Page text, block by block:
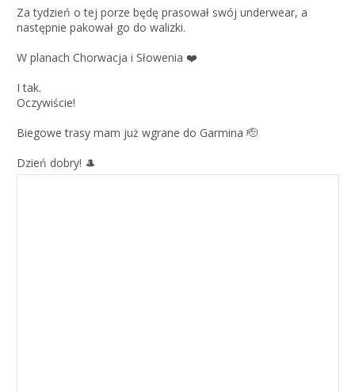
Za tydzień o tej porze będę prasował swój underwear, a
następnie pakował go do walizki.
W planach Chorwacja i Słowenia ❤️
I tak.
Oczywiście!
Biegowe trasy mam już wgrane do Garmina 🫡
Dzień dobry! 🎩